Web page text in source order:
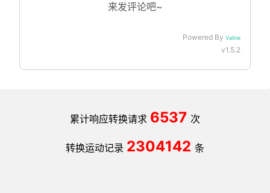
来发评论吧~
Powered By Valine
v1.5.2
累计响应转换请求 6537 次
转换运动记录 2304142 条